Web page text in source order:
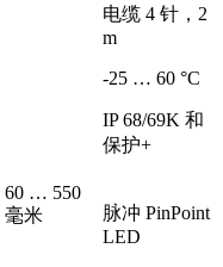
电缆 4 针，2
m
-25 … 60 °C
IP 68/69K 和
保护+
60 … 550
毫米
脉冲 PinPoint
LED